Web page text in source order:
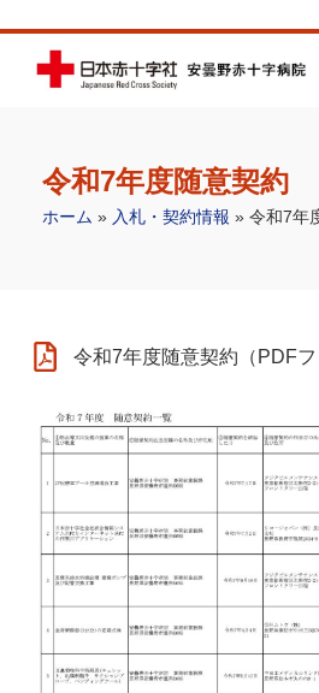
令和7年度随意契約
ホーム » 入札・契約情報 » 令和7年
令和7年度随意契約（PDFフ